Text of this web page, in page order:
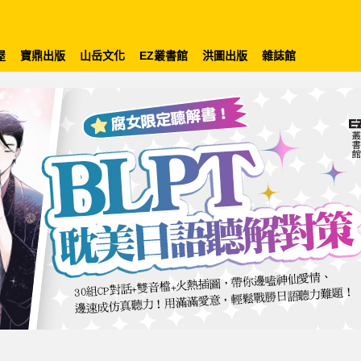
寶鼎出版 山岳文化 EZ叢書館 洪圖出版 雜誌館